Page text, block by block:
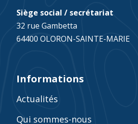
Siège social / secrétariat
32 rue Gambetta
64400 OLORON-SAINTE-MARIE
Informations
Actualités
Qui sommes-nous